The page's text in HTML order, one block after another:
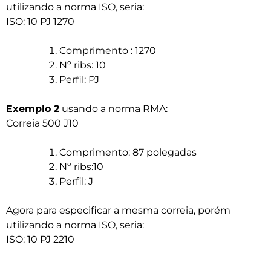
utilizando a norma ISO, seria:
ISO: 10 PJ 1270
Comprimento : 1270
Nº ribs: 10
Perfil: PJ
Exemplo 2 usando a norma RMA:
Correia 500 J10
Comprimento: 87 polegadas
Nº ribs:10
Perfil: J
Agora para especificar a mesma correia, porém
utilizando a norma ISO, seria:
ISO: 10 PJ 2210